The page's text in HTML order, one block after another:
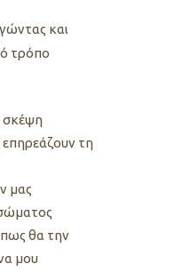
και
τρόπο
σκέψη
επηρεάζουν τη
μας
πως θα την
μου